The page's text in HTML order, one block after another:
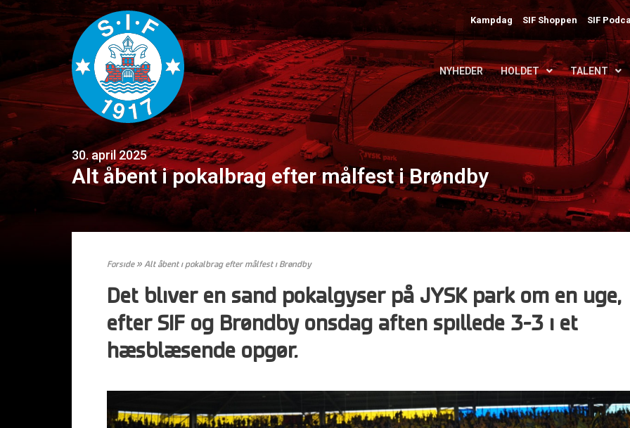
Kampdag SIF Shoppen SIF
NYHEDER HOLDET TALENT
30. april 2025
Alt åbent i pokalbrag efter målfest i Brøndby
Forside» Alt åbent i pokalbrag efter målfest i Brøndby
Det bliver en sand pokalgyser på JYSK park om en uge,
efter SIF og Brøndby onsdag aften spillede 3-3 i et
hæsblæsende opgør.